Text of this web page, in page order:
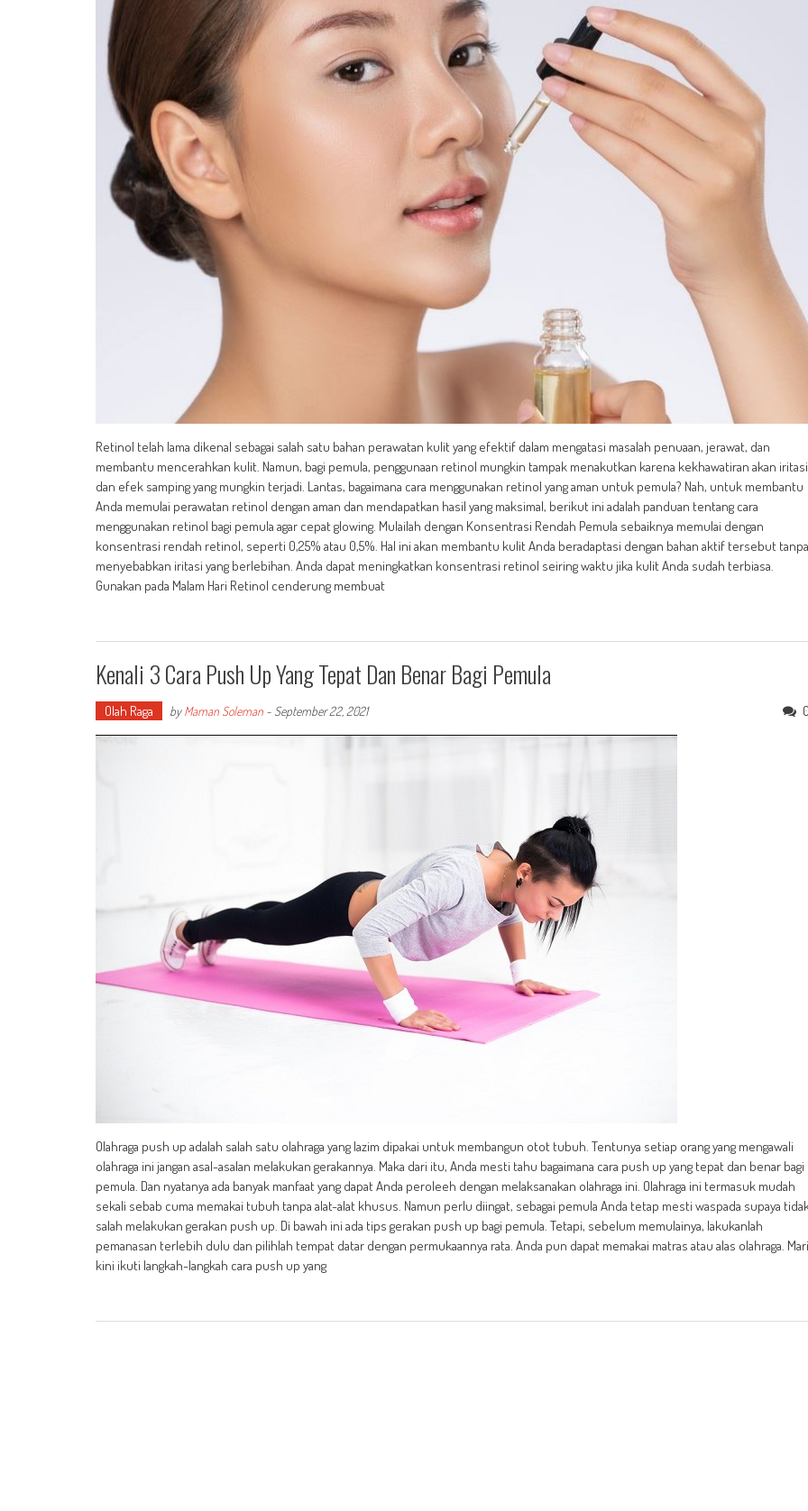
Retinol telah lama dikenal sebagai salah satu bahan perawatan kulit yang efektif dalam mengatasi masalah penuaan, jerawat, dan
membantu mencerahkan kulit. Namun, bagi pemula, penggunaan retinol mungkin tampak menakutkan karena kekhawatiran akan iritasi
dan efek samping yang mungkin terjadi. Lantas, bagaimana cara menggunakan retinol yang aman untuk pemula? Nah, untuk membantu
Anda memulai perawatan retinol dengan aman dan mendapatkan hasil yang maksimal, berikut ini adalah panduan tentang cara
menggunakan retinol bagi pemula agar cepat glowing. Mulailah dengan Konsentrasi Rendah Pemula sebaiknya memulai dengan
konsentrasi rendah retinol, seperti 0,25% atau 0,5%. Hal ini akan membantu kulit Anda beradaptasi dengan bahan aktif tersebut tanpa
menyebabkan iritasi yang berlebihan. Anda dapat meningkatkan konsentrasi retinol seiring waktu jika kulit Anda sudah terbiasa.
Gunakan pada Malam Hari Retinol cenderung membuat
Kenali 3 Cara Push Up Yang Tepat Dan Benar Bagi Pemula
Olah Raga byMaman Soleman - September 22, 2021
Olahraga push up adalah salah satu olahraga yang lazim dipakai untuk membangun otot tubuh. Tentunya setiap orang yang mengawali
olahraga ini jangan asal-asalan melakukan gerakannya. Maka dari itu, Anda mesti tahu bagaimana cara push up yang tepat dan benar bagi
pemula. Dan nyatanya ada banyak manfaat yang dapat Anda peroleeh dengan melaksanakan olahraga ini. Olahraga ini termasuk mudah
sekali sebab cuma memakai tubuh tanpa alat-alat khusus. Namun perlu diingat, sebagai pemula Anda tetap mesti waspada supaya
salah melakukan gerakan push up. Di bawah ini ada tips gerakan push up bagi pemula. Tetapi, sebelum memulainya, lakukanlah
pemanasan terlebih dulu dan pilihlah tempat datar dengan permukaannya rata. Anda pun dapat memakai matras atau alas olahraga. Mari
kini ikuti langkah-langkah cara push up yang